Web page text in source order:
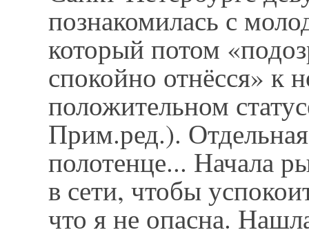
познакомилась с
который потом
спокойно отнёсся» к
положительном
Прим.ред.).
полотенце... Начала
в сети, чтобы
что я не опасна.